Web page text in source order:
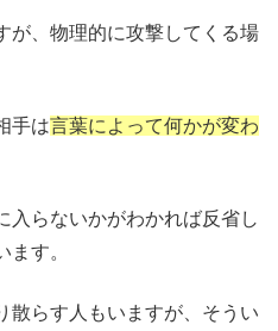
が、物理的に攻撃してくる場
手は言葉によって何かが変わ
入らないかがわかれば反省し
す。
散らす人もいますが、そうい